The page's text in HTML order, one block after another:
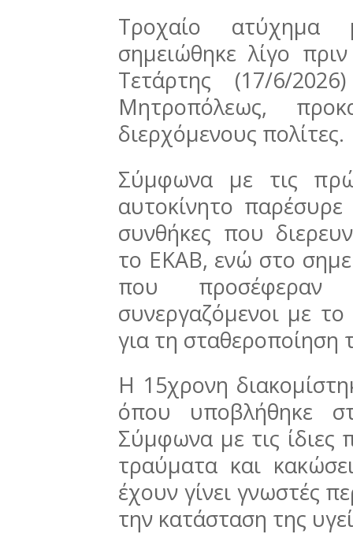
Τροχαίο ατύχημα
σημειώθηκε λίγο
Τετάρτης (17/6/
Μητροπόλεως,
διερχόμενους πολίτες.
Σύμφωνα με τις
αυτοκίνητο
συνθήκες που
το ΕΚΑΒ, ενώ στο
που προσέφεραν
συνεργαζόμενοι με
για τη σταθεροποίηση
Η 15χρονη
όπου υποβλήθηκε
Σύμφωνα με τις ίδιες
τραύματα και
έχουν γίνει γνωστές
την κατάσταση της